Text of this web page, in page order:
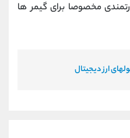
مخصوصا برای گیمر ها
ارز دیجیتال